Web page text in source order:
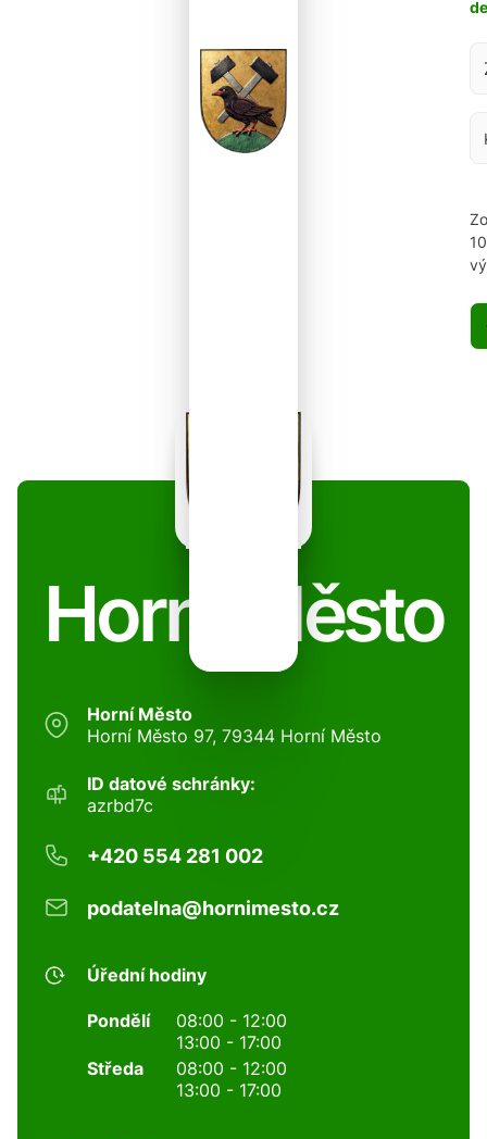
Horní Město
Horní Město
Horní Město 97, 79344 Horní Město
ID datové schránky:
azrbd7c
+420 554 281 002
podatelna@hornimesto.cz
Úřední hodiny
Pondělí
08:00 - 12:00
13:00 - 17:00
Středa
08:00 - 12:00
13:00 - 17:00